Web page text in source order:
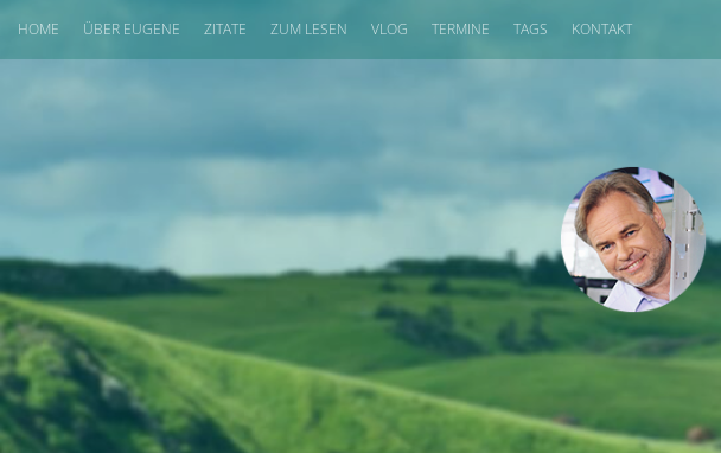
HOME ÜBER EUGENE ZITATE ZUM LESEN VLOG TERMINE TAGS KONTAKT